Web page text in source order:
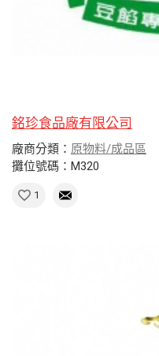
銘珍食品廠有限公司
廠商分類： 原物料/成品區
攤位號碼：M320
1